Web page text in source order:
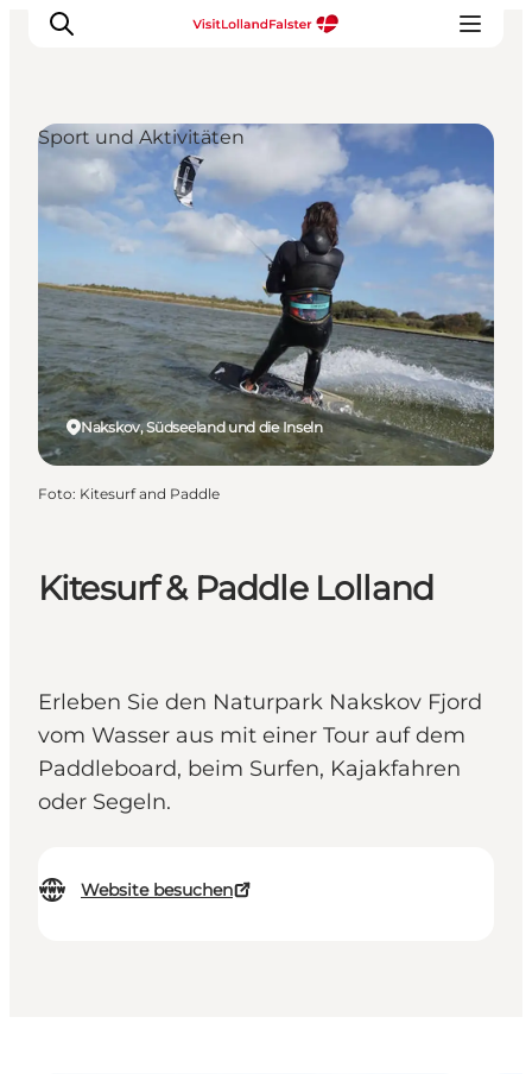
Natur und Outdoor
Familienurlaub
Gastronomie
Urlaubsplaner
Kitesurf & Paddle Lolland
Erleben Sie den Naturpark Nakskov Fjord
vom Wasser aus mit einer Tour auf dem
Paddleboard, beim Surfen, Kajakfahren
oder Segeln.
Website besuchen
Nakskov, Südseeland und die Inseln
Sport und Aktivitäten
Foto: Kitesurf and Paddle